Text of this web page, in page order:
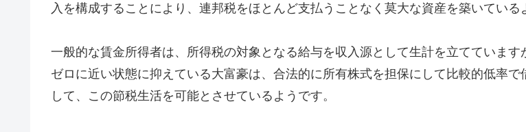
入を構成することにより、連邦税をほとんど支払うことなく莫大な資産を築いている
一般的な賃金所得者は、所得税の対象となる給与を収入源として生計を立てています
ゼロに近い状態に抑えている大富豪は、合法的に所有株式を担保にして比較的低率で
して、この節税生活を可能とさせているようです。